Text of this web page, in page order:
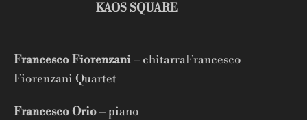
KAOS SQUARE
Francesco Fiorenzani– chitarraFrancesco
Fiorenzani Quartet
Francesco Orio– piano